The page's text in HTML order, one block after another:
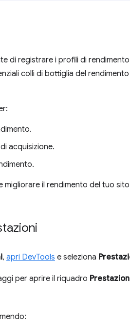
di registrare i profili di
colli di bottiglia del
acquisizione.
migliorare il rendimento del tuo
, apri DevTools e seleziona
per aprire il riquadro